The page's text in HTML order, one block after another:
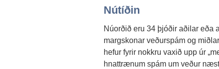
Nútíðin
Núorðið eru 34 þjóðir aðilar eða
margskonar veðurspám og
hefur fyrir nokkru vaxið upp úr „
hnattrænum spám um veður